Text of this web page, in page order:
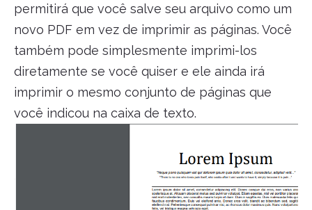
permitirá que você salve seu arquivo como um
novo PDF em vez de imprimir as páginas. Você
também pode simplesmente imprimi-los
diretamente se você quiser e ele ainda irá
imprimir o mesmo conjunto de páginas que
você indicou na caixa de texto.